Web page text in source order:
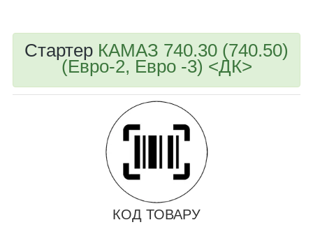
Стартер КАМАЗ 740.30 (740.50)
(Евро-2, Евро -3) <ДК>
КОД ТОВАРУ